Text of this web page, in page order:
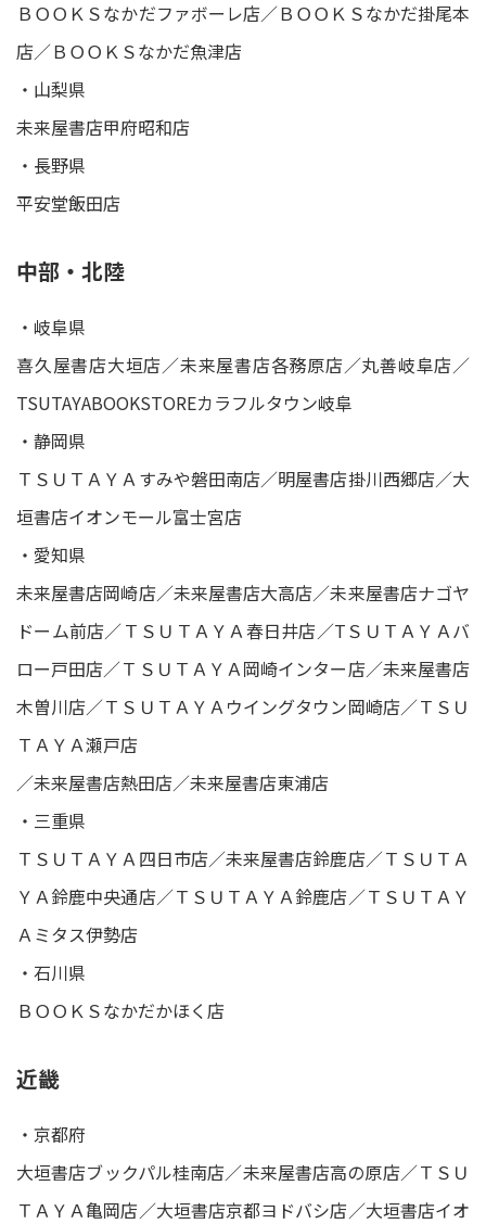
ＢＯＯＫＳなかだファボーレ店／ＢＯＯＫＳなかだ掛尾本
店／ＢＯＯＫＳなかだ魚津店
・山梨県
未来屋書店甲府昭和店
・長野県
平安堂飯田店
中部・北陸
・岐阜県
喜久屋書店大垣店／未来屋書店各務原店／丸善岐阜店／
TSUTAYABOOKSTOREカラフルタウン岐阜
・静岡県
ＴＳＵＴＡＹＡすみや磐田南店／明屋書店掛川西郷店／大
垣書店イオンモール富士宮店
・愛知県
未来屋書店岡崎店／未来屋書店大高店／未来屋書店ナゴヤ
ドーム前店／ＴＳＵＴＡＹＡ春日井店／TＳＵＴＡＹＡバ
ロー戸田店／ＴＳＵＴＡＹＡ岡崎インター店／未来屋書店
木曽川店／ＴＳＵＴＡＹＡウイングタウン岡崎店／ＴＳＵ
ＴＡＹＡ瀬戸店
／未来屋書店熱田店／未来屋書店東浦店
・三重県
ＴＳＵＴＡＹＡ四日市店／未来屋書店鈴鹿店／ＴＳＵＴＡ
ＹＡ鈴鹿中央通店／ＴＳＵＴＡＹＡ鈴鹿店／ＴＳＵＴＡＹ
Ａミタス伊勢店
・石川県
ＢＯＯＫＳなかだかほく店
近畿
・京都府
大垣書店ブックパル桂南店／未来屋書店高の原店／ＴＳＵ
ＴＡＹＡ亀岡店／大垣書店京都ヨドバシ店／大垣書店イオ